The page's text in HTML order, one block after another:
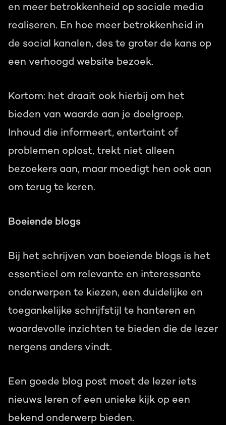
en meer betrokkenheid op sociale media
realiseren. En hoe meer betrokkenheid in
de social kanalen, des te groter de kans op
een verhoogd website bezoek.
Kortom: het draait ook hierbij om het
bieden van waarde aan je doelgroep.
Inhoud die informeert, entertaint of
problemen oplost, trekt niet alleen
bezoekers aan, maar moedigt hen ook aan
om terug te keren.
Boeiende blogs
Bij het schrijven van boeiende blogs is het
essentieel om relevante en interessante
onderwerpen te kiezen, een duidelijke en
toegankelijke schrijfstijl te hanteren en
waardevolle inzichten te bieden die de lezer
nergens anders vindt.
Een goede blog post moet de lezer iets
nieuws leren of een unieke kijk op een
bekend onderwerp bieden.